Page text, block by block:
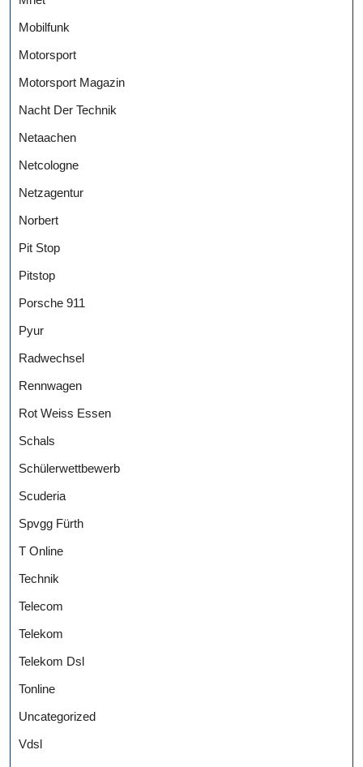
Mobilfunk
Motorsport
Motorsport Magazin
Nacht Der Technik
Netaachen
Netcologne
Netzagentur
Norbert
Pit Stop
Pitstop
Porsche 911
Pyur
Radwechsel
Rennwagen
Rot Weiss Essen
Schals
Schülerwettbewerb
Scuderia
Spvgg Fürth
T Online
Technik
Telecom
Telekom
Telekom Dsl
Tonline
Uncategorized
Vdsl